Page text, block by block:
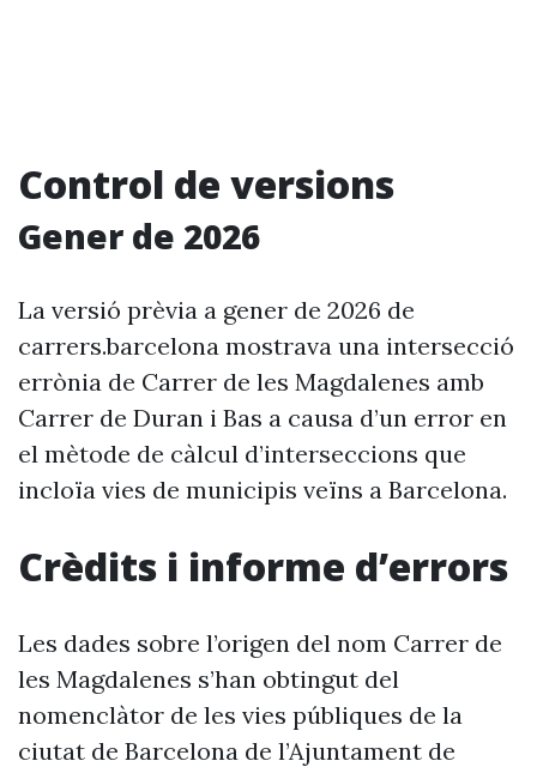
Control de versions
Gener de 2026
La versió prèvia a gener de 2026 de
carrers.barcelona mostrava una intersecció
errònia de Carrer de les Magdalenes amb
Carrer de Duran i Bas a causa d’un error en
el mètode de càlcul d’interseccions que
incloïa vies de municipis veïns a Barcelona.
Crèdits i informe d’errors
Les dades sobre l’origen del nom Carrer de
les Magdalenes s’han obtingut del
nomenclàtor de les vies públiques de la
ciutat de Barcelona de l’Ajuntament de